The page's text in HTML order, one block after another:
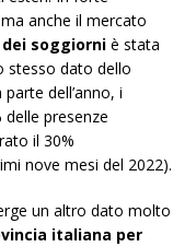
anche il mercato
soggiorni è stata
stesso dato dello
dell’anno, i
delle presenze
il 30%
nove mesi del 2022).
un altro dato molto
italiana per